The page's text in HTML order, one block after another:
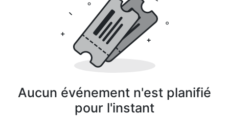
Aucun événement n'est planifié
pour l'instant